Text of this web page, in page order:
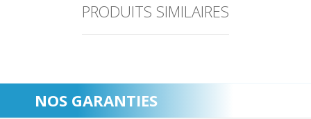
PRODUITS SIMILAIRES
NOS GARANTIES